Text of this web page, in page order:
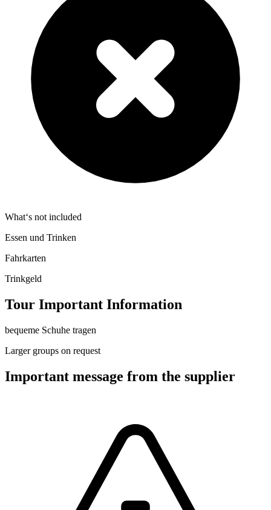
What‘s not included
Essen und Trinken
Fahrkarten
Trinkgeld
Tour Important Information
bequeme Schuhe tragen
Larger groups on request
Important message from the supplier